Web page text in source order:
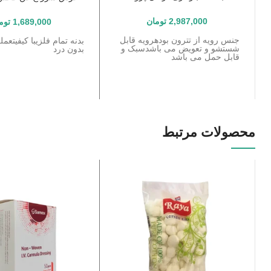
2,987,000 تومان
جنس رویه از تترون بودهرویه قابل
شستشو و تعویض می باشدسبک و
قابل حمل می باشد
1,689,000
بدنه تمام فلزیبا
بدون درد
محصولات مرتبط